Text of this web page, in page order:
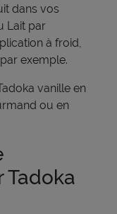
dans vos
Lait par
à froid,
exemple.
vanille en
ou en